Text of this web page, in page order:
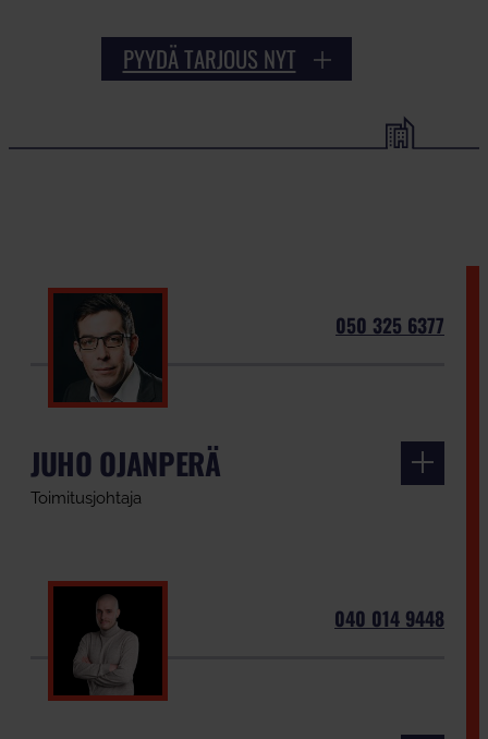
PYYDÄ TARJOUS NYT
050 325 6377
JUHO OJANPERÄ
Toimitusjohtaja
040 014 9448